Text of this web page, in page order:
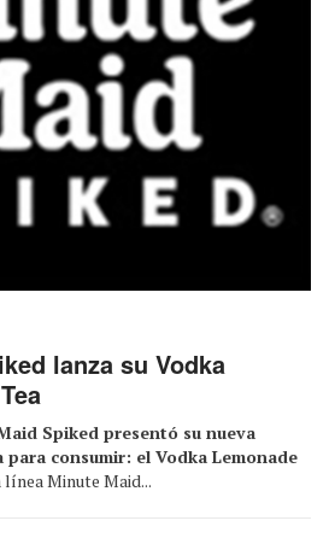
lanza su Vodka
Spiked presentó su nueva
consumir: el Vodka Lemonade
Minute Maid...